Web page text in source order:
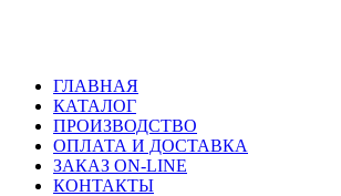
ГЛАВНАЯ
КАТАЛОГ
ПРОИЗВОДСТВО
ОПЛАТА И ДОСТАВКА
ЗАКАЗ ON-LINE
КОНТАКТЫ